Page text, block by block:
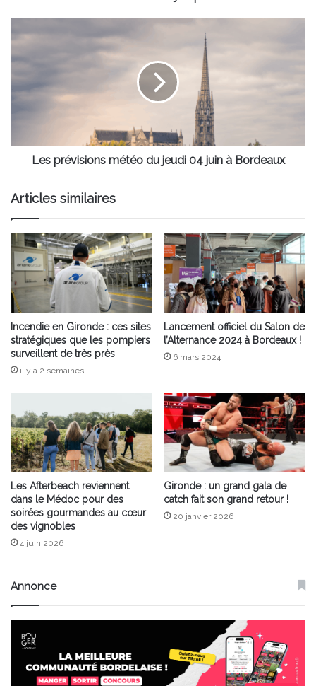
prévisions
météo
Bordeaux
Les prévisions météo du jeudi 04 juin à Bordeaux
Articles similaires
Incendie en Gironde : ces sites
stratégiques que les pompiers
surveillent de très près
il y a 2 semaines
Lancement officiel du Salon de
l’Alternance 2024 à Bordeaux !
6 mars 2024
Les Afterbeach reviennent
dans le Médoc pour des
soirées gourmandes au cœur
des vignobles
4 juin 2026
Gironde : un grand gala de
catch fait son grand retour !
20 janvier 2026
Annonce